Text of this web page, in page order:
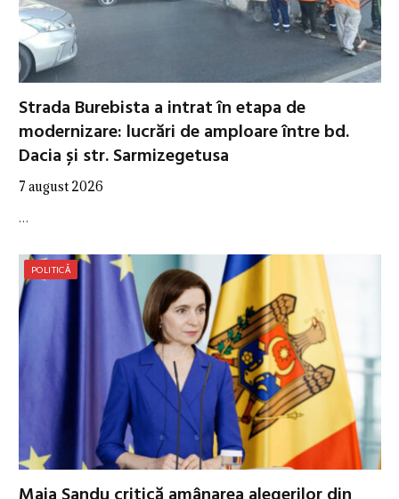
Strada Burebista a intrat în etapa de
modernizare: lucrări de amploare între bd.
Dacia și str. Sarmizegetusa
7 august 2026
…
POLITICĂ